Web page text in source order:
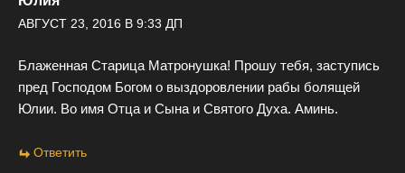
АВГУСТ 23, 2016 В 9:33 ДП
Блаженная Старица Матронушка! Прошу тебя, заступись
пред Господом Богом о выздоровлении рабы болящей
Юлии. Во имя Отца и Сына и Святого Духа. Аминь.
Ответить